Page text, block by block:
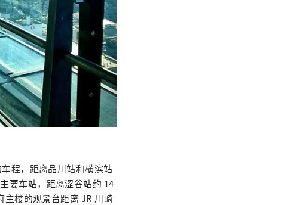
程，距离品川站和横滨站
要车站，距离涩谷站约 14
主楼的观景台距离 JR 川崎